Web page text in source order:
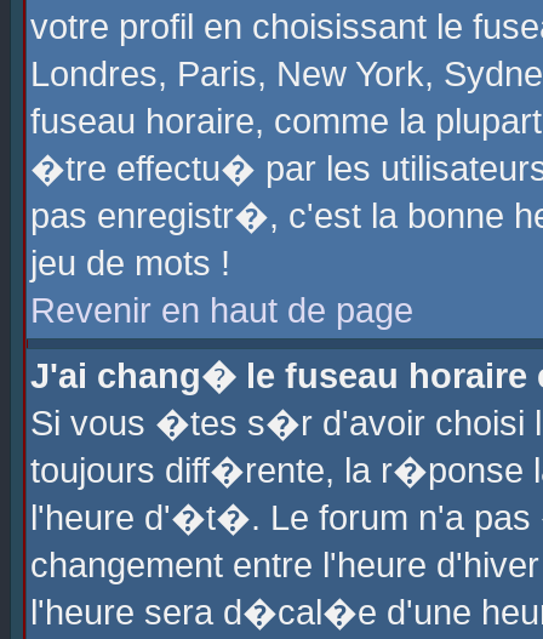
votre profil en choisissant le
Londres, Paris, New York,
fuseau horaire, comme la
�tre effectu� par les
pas enregistr�, c'est la bonne
jeu de mots !
Revenir en haut de page
J'ai chang� le fuseau horaire
Si vous �tes s�r d'avoir choisi
toujours diff�rente, la r�ponse
l'heure d'�t�. Le forum n'a
changement entre l'heure
l'heure sera d�cal�e d'une